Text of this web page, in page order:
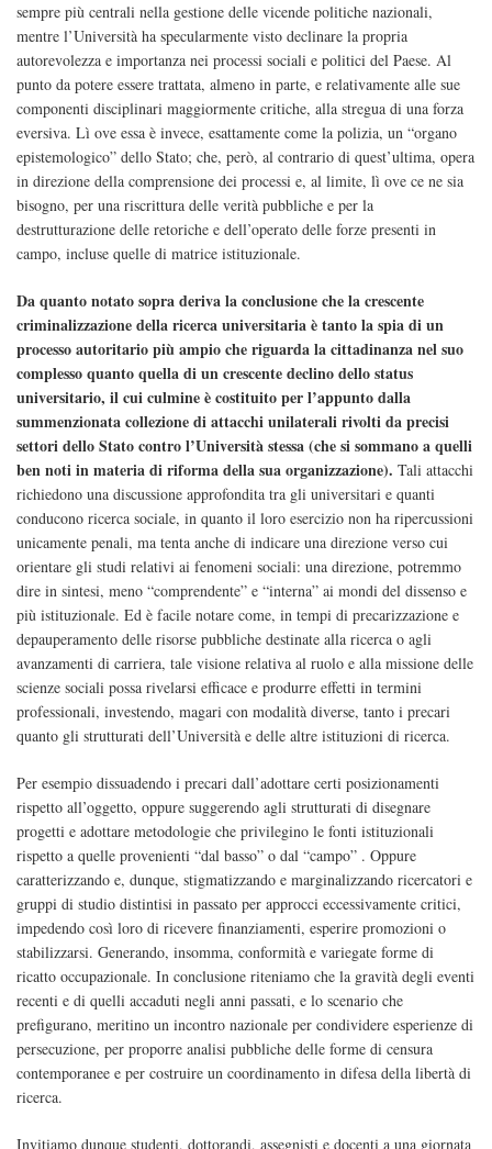
sempre più centrali nella gestione delle vicende politiche nazionali,
mentre l’Università ha specularmente visto declinare la propria
autorevolezza e importanza nei processi sociali e politici del Paese. Al
punto da potere essere trattata, almeno in parte, e relativamente alle sue
componenti disciplinari maggiormente critiche, alla stregua di una forza
eversiva. Lì ove essa è invece, esattamente come la polizia, un “organo
epistemologico” dello Stato; che, però, al contrario di quest’ultima, opera
in direzione della comprensione dei processi e, al limite, lì ove ce ne sia
bisogno, per una riscrittura delle verità pubbliche e per la
destrutturazione delle retoriche e dell’operato delle forze presenti in
campo, incluse quelle di matrice istituzionale.
Da quanto notato sopra deriva la conclusione che la crescente
criminalizzazione della ricerca universitaria è tanto la spia di un
processo autoritario più ampio che riguarda la cittadinanza nel suo
complesso quanto quella di un crescente declino dello status
universitario, il cui culmine è costituito per l’appunto dalla
summenzionata collezione di attacchi unilaterali rivolti da precisi
settori dello Stato contro l’Università stessa (che si sommano a quelli
ben noti in materia di riforma della sua organizzazione). Tali attacchi
richiedono una discussione approfondita tra gli universitari e quanti
conducono ricerca sociale, in quanto il loro esercizio non ha ripercussioni
unicamente penali, ma tenta anche di indicare una direzione verso cui
orientare gli studi relativi ai fenomeni sociali: una direzione, potremmo
dire in sintesi, meno “comprendente” e “interna” ai mondi del dissenso e
più istituzionale. Ed è facile notare come, in tempi di precarizzazione e
depauperamento delle risorse pubbliche destinate alla ricerca o agli
avanzamenti di carriera, tale visione relativa al ruolo e alla missione delle
scienze sociali possa rivelarsi efficace e produrre effetti in termini
professionali, investendo, magari con modalità diverse, tanto i precari
quanto gli strutturati dell’Università e delle altre istituzioni di ricerca.
Per esempio dissuadendo i precari dall’adottare certi posizionamenti
rispetto all’oggetto, oppure suggerendo agli strutturati di disegnare
progetti e adottare metodologie che privilegino le fonti istituzionali
rispetto a quelle provenienti “dal basso” o dal “campo” . Oppure
caratterizzando e, dunque, stigmatizzando e marginalizzando ricercatori e
gruppi di studio distintisi in passato per approcci eccessivamente critici,
impedendo così loro di ricevere finanziamenti, esperire promozioni o
stabilizzarsi. Generando, insomma, conformità e variegate forme di
ricatto occupazionale. In conclusione riteniamo che la gravità degli eventi
recenti e di quelli accaduti negli anni passati, e lo scenario che
prefigurano, meritino un incontro nazionale per condividere esperienze di
persecuzione, per proporre analisi pubbliche delle forme di censura
contemporanee e per costruire un coordinamento in difesa della libertà di
ricerca.
Invitiamo dunque studenti, dottorandi, assegnisti e docenti a una giornata